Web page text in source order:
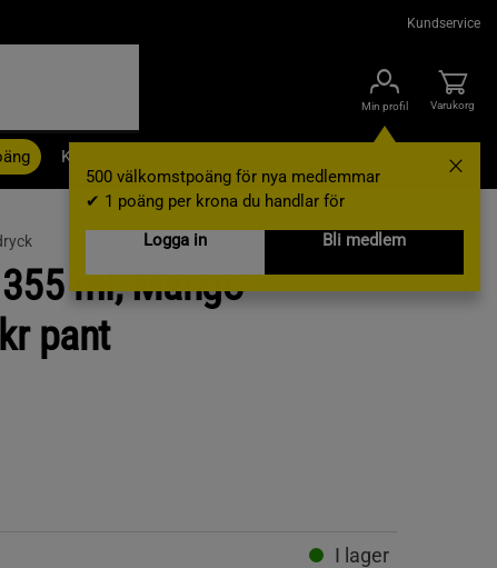
Kundservice
Min profil
500 välkomstpoäng för nya medlemmar
✔ 1 poäng per krona du handlar för
Logga in
Bli medlem
Varukorg
Kampanjer
ml, Mango
pant
I lager